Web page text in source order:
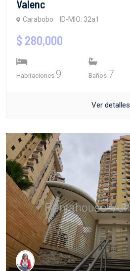
Valenc
Carabobo ID-MIO: 32a1
$ 280,000
Habitaciones 9 Baños 7
Ver detalles